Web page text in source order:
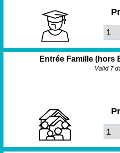
Entrée Famille (hors
Valid 7